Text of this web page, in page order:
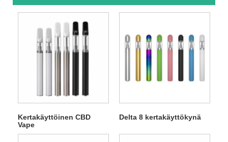
Kertakäyttöinen CBD
Vape
Delta 8 kertakäyttökynä